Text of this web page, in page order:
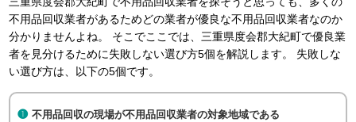
不用品回収業者があるためどの業者が優良な不用品回収業者なのか
分かりませんよね。 そこでここでは、三重県度会郡大紀町で優良業
者を見分けるために失敗しない選び方5個を解説します。 失敗しな
い選び方は、以下の5個です。
不用品回収の現場が不用品回収業者の対象地域である